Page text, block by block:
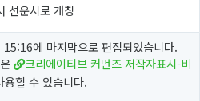
선운시로 개칭
에 마지막으로 편집되었습니다.
크리에이티브 커먼즈 저작자표시-비
용할 수 있습니다.